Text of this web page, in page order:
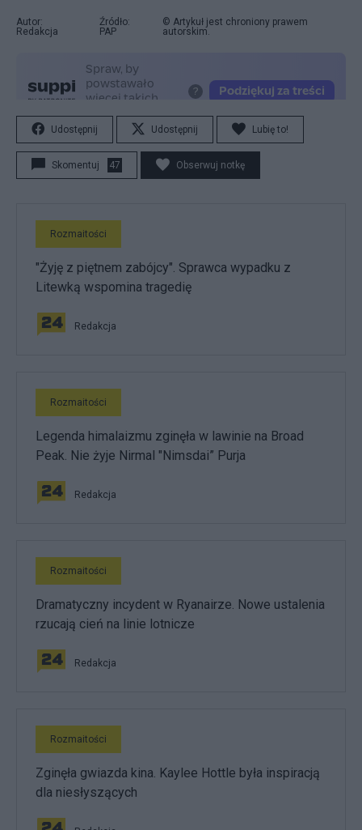
Autor:
Redakcja
Źródło:
PAP
© Artykuł jest chroniony prawem
autorskim.
Udostępnij Udostępnij Lubię to!
Skomentuj 47 Obserwuj notkę
Rozmaitości
"Żyję z piętnem zabójcy". Sprawca wypadku z
Litewką wspomina tragedię
Redakcja
Rozmaitości
Legenda himalaizmu zginęła w lawinie na Broad
Peak. Nie żyje Nirmal "Nimsdai” Purja
Redakcja
Rozmaitości
Dramatyczny incydent w Ryanairze. Nowe ustalenia
rzucają cień na linie lotnicze
Redakcja
Rozmaitości
Zginęła gwiazda kina. Kaylee Hottle była inspiracją
dla niesłyszących